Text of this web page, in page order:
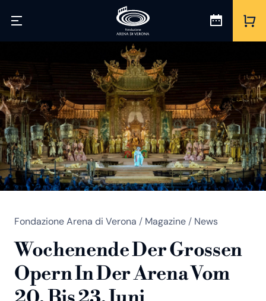
Fondazione Arena di Verona / Magazine / News
Wochenende Der Grossen
Opern In Der Arena Vom